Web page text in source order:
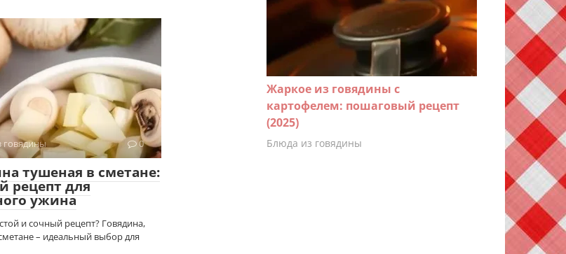
говядины 0
тушеная в сметане:
рецепт для
ужина
и сочный рецепт? Говядина,
– идеальный выбор для
Жаркое из говядины с
картофелем: пошаговый рецепт
(2025)
Блюда из говядины